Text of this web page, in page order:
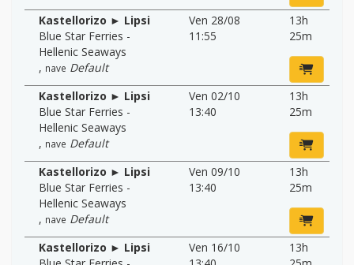
Kastellorizo ► Lipsi
Blue Star Ferries -
Hellenic Seaways
, nave Default
Ven 28/08
11:55
13h
25m
Kastellorizo ► Lipsi
Blue Star Ferries -
Hellenic Seaways
, nave Default
Ven 02/10
13:40
13h
25m
Kastellorizo ► Lipsi
Blue Star Ferries -
Hellenic Seaways
, nave Default
Ven 09/10
13:40
13h
25m
Kastellorizo ► Lipsi
Ven 16/10
13h